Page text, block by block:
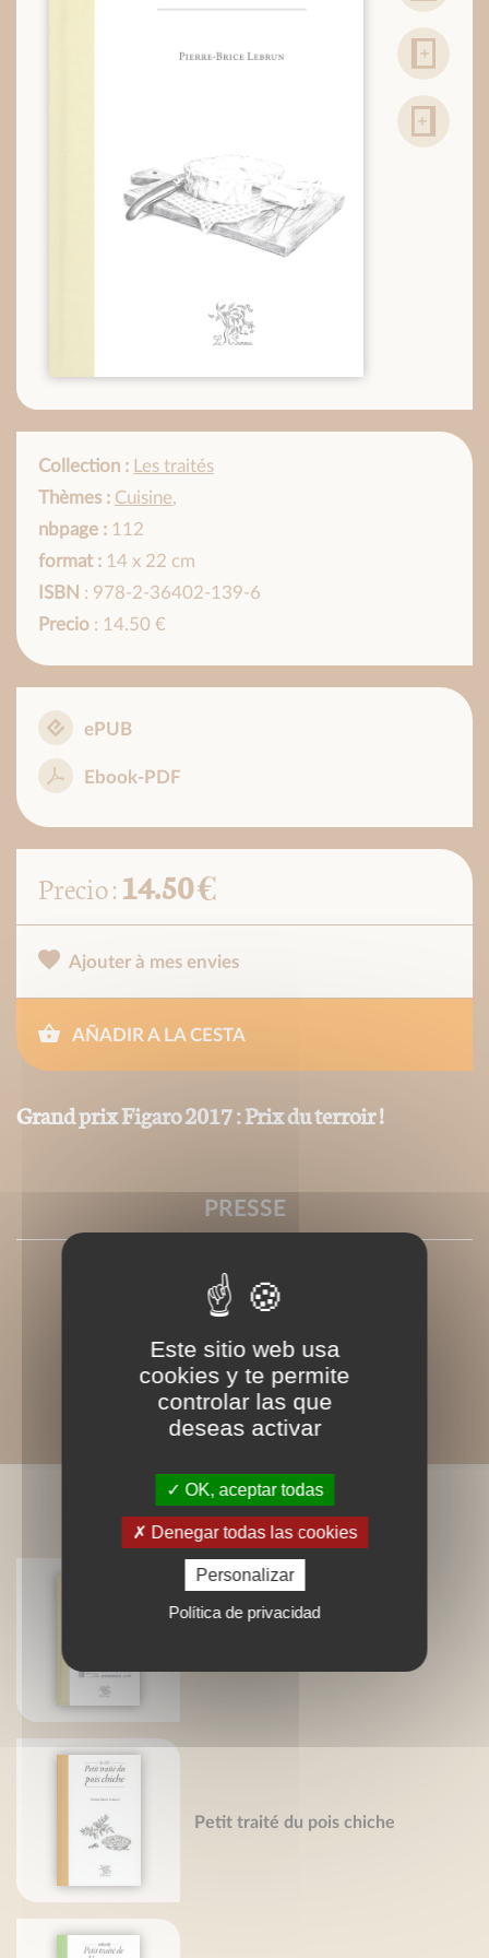
Collection : Les traités
Thèmes : Cuisine,
nbpage : 112
format : 14 x 22 cm
ISBN : 978-2-36402-139-6
Precio : 14.50 €
ePUB
Ebook-PDF
Precio :14.50 €
Ajouter à mes envies
AÑADIR A LA CESTA
Grand prix Figaro 2017 : Prix du terroir !
PRESSE
LIVRES ASSOCIÉS
Petit traité du pois chiche
Este sitio web usa
cookies y te permite
controlar las que
deseas activar
OK, aceptar todas
Denegar todas las cookies
Personalizar
Política de privacidad